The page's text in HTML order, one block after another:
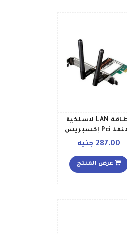
بطاقة LAN لاسلكية
بمنفذ Pci إكسبريس
300 ميجابت في الثانية
الألوان
287.00 جنيه
عرض المنتج